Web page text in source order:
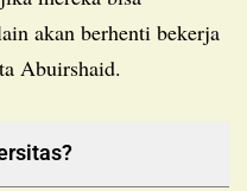
akan berhenti bekerja
Abuirshaid.